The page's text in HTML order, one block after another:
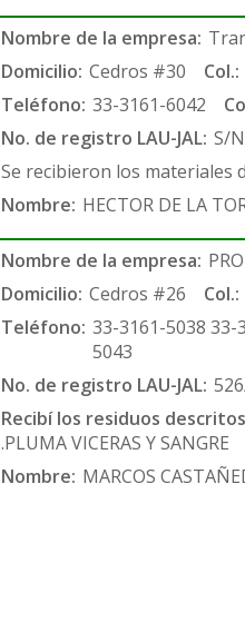
Nombre de la empresa:
Domicilio: Cedros #30 Col.:
Teléfono: 33-3161-6042
No. de registro LAU-JAL: S/N
Se recibieron los materiales
Nombre: HECTOR DE LA
Nombre de la empresa:
Domicilio: Cedros #26 Col.:
Teléfono: 33-3161-5038 33-
5043
No. de registro LAU-JAL:
Recibí los residuos
.PLUMA VICERAS Y SANGRE
Nombre: MARCOS